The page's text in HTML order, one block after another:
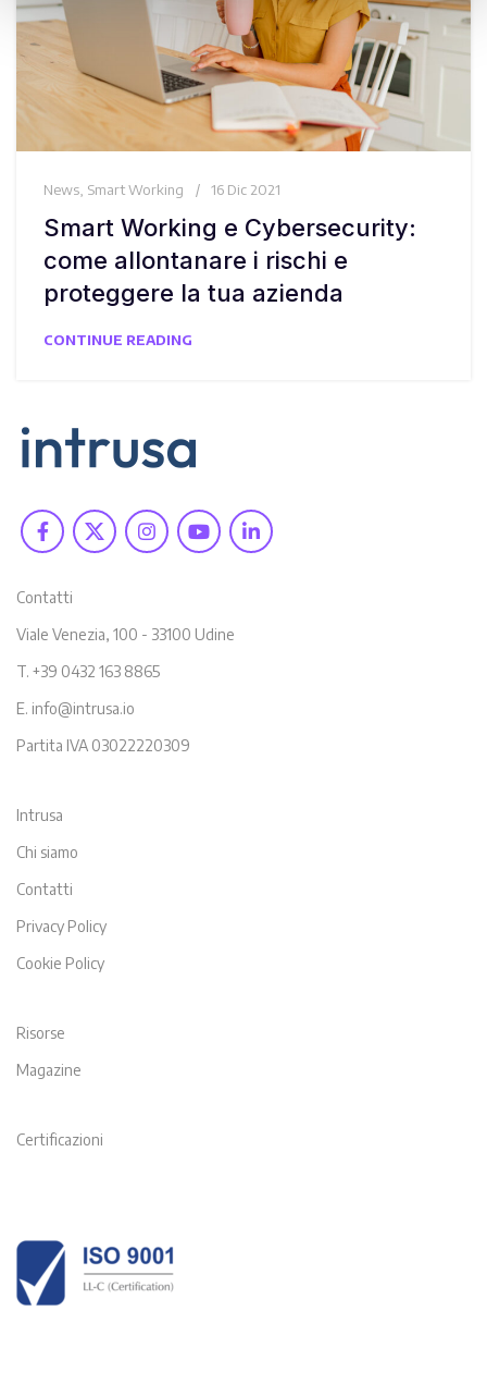
News Smart Working 16 Dic 2021
Smart Working e Cybersecurity:
come allontanare i rischi e
proteggere la tua azienda
CONTINUE READING
Contatti
Viale Venezia, 100 - 33100 Udine
T. +39 0432 163 8865
E. info@intrusa.io
Partita IVA 03022220309
Intrusa
Chi siamo
Contatti
Privacy Policy
Cookie Policy
Risorse
Magazine
Certificazioni